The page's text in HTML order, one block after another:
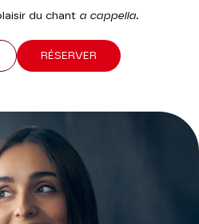
du chant a cappella.
RÉSERVER